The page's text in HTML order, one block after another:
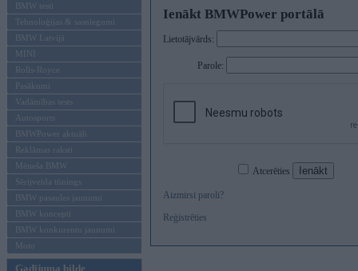
BMW testi
Tehnoloģijas & sasniegumi
BMW Latvijā
MINI
Rolls-Royce
Pasākumi
Vadāmības tests
Autosports
BMWPower aktuāli
Reklāmas raksti
Mēneša BMW
Sērijveida tūnings
BMW pasaules jaunumi
BMW koncepti
BMW konkurentu jaunumi
Moto
Gadījuma bilde
Ienākt BMWPower portālā
Lietotājvārds:
Parole:
Atcerēties
Aizmirsi paroli?
Reģistrēties